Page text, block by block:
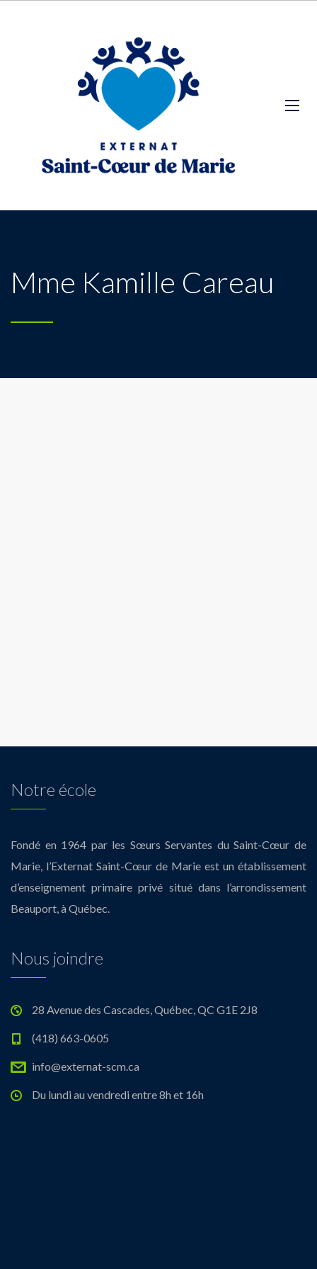
Mme Kamille Careau
Notre école
Fondé en 1964 par les Sœurs Servantes du Saint-Cœur de
Marie, l’Externat Saint-Cœur de Marie est un établissement
d’enseignement primaire privé situé dans l’arrondissement
Beauport, à Québec.
Nous joindre
28 Avenue des Cascades, Québec, QC G1E 2J8
(418) 663-0605
info@externat-scm.ca
Du lundi au vendredi entre 8h et 16h